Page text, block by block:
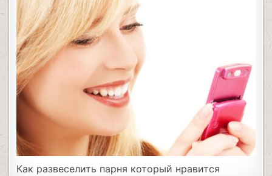
Как развеселить парня который нравится